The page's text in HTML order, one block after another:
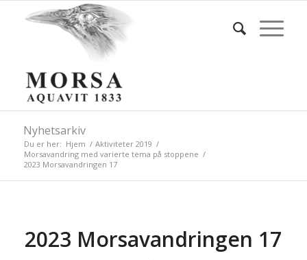
Nyhetsarkiv
Du er her: Hjem / Aktiviteter 2019 /
Morsavandring med varierte tema på stoppene /
2023 Morsavandringen 17
2023 Morsavandringen 17